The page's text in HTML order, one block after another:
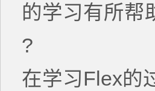
的学习有所帮
?
在学习Flex的